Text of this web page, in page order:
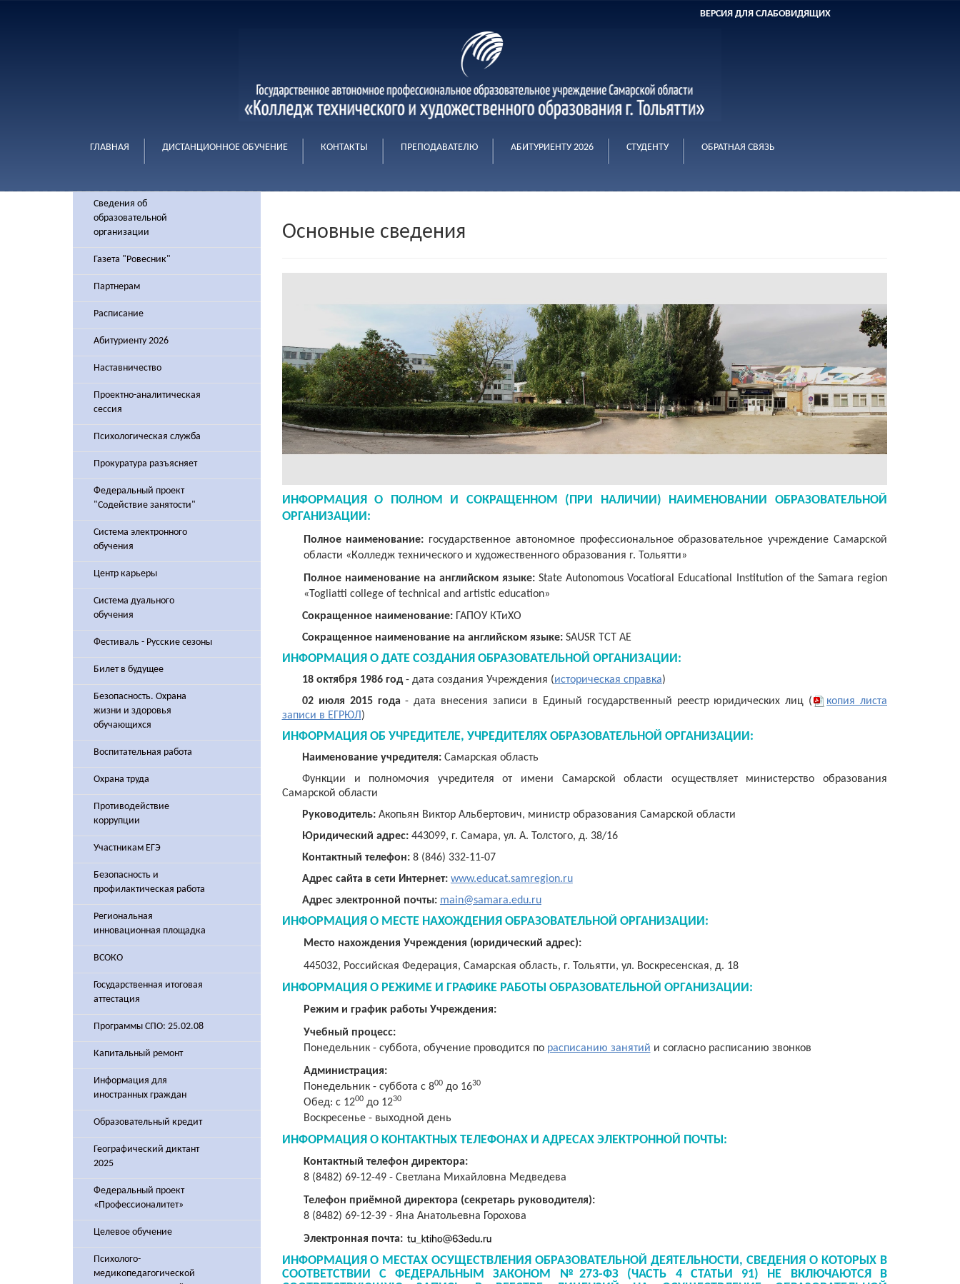
ВЕРСИЯ ДЛЯ СЛАБОВИДЯЩИХ
ГЛАВНАЯ ДИСТАНЦИОННОЕ ОБУЧЕНИЕ КОНТАКТЫ ПРЕПОДАВАТЕЛЮ АБИТУРИЕНТУ 2026 СТУДЕНТУ ОБРАТНАЯ СВЯЗЬ
Сведения об
образовательной
организации
Газета "Ровесник"
Партнерам
Расписание
Абитуриенту 2026
Наставничество
Проектно-аналитическая
сессия
Психологическая служба
Прокуратура разъясняет
Федеральный проект
"Содействие занятости"
Система электронного
обучения
Центр карьеры
Система дуального
обучения
Фестиваль - Русские сезоны
Билет в будущее
Безопасность. Охрана
жизни и здоровья
обучающихся
Воспитательная работа
Охрана труда
Противодействие
коррупции
Участникам ЕГЭ
Безопасность и
профилактическая работа
Региональная
инновационная площадка
ВСОКО
Государственная итоговая
аттестация
Программы СПО: 25.02.08
Капитальный ремонт
Информация для
иностранных граждан
Образовательный кредит
Географический диктант
2025
Федеральный проект
«Профессионалитет»
Целевое обучение
Психолого-
медикопедагогической
Основные сведения
ИНФОРМАЦИЯ О ПОЛНОМ И СОКРАЩЕННОМ (ПРИ НАЛИЧИИ) НАИМЕНОВАНИИ ОБРАЗОВАТЕЛЬНОЙ
ОРГАНИЗАЦИИ:
Полное наименование: государственное автономное профессиональное образовательное учреждение Самарской
области «Колледж технического и художественного образования г. Тольятти»
Полноенаименованиена английскомязыке: State Autonomous Vocatioral Educational Institution of the Samara region
«Togliatti college of technical and artistic education»
Сокращенное наименование:ГАПОУ КТиХО
Сокращенное наименование на английском языке:SAUSR TCT AE
ИНФОРМАЦИЯ О ДАТЕ СОЗДАНИЯ ОБРАЗОВАТЕЛЬНОЙ ОРГАНИЗАЦИИ:
18 октября 1986 год- дата создания Учреждения (историческая справка)
02 июля 2015 года - дата внесения записи в Единый государственный реестр юридических лиц (
копия листа
записи в ЕГРЮЛ )
ИНФОРМАЦИЯ ОБ УЧРЕДИТЕЛЕ, УЧРЕДИТЕЛЯХ ОБРАЗОВАТЕЛЬНОЙ ОРГАНИЗАЦИИ:
Наименование учредителя:Самарская область
Функции и полномочия учредителя от имени Самарской области осуществляет министерство образования
Самарской области
Руководитель:Акопьян Виктор Альбертович, министр образования Самарской области
Юридический адрес:443099, г. Самара, ул. А. Толстого, д. 38/16
Контактный телефон:8 (846) 332-11-07
Адрес сайта в сети Интернет: www.educat.samregion.ru
Адрес электронной почты: main@samara.edu.ru
ИНФОРМАЦИЯ О МЕСТЕ НАХОЖДЕНИЯ ОБРАЗОВАТЕЛЬНОЙ ОРГАНИЗАЦИИ:
Место нахождения Учреждения (юридический адрес):
445032, Российская Федерация, Самарская область, г. Тольятти, ул. Воскресенская, д. 18
ИНФОРМАЦИЯ О РЕЖИМЕ И ГРАФИКЕ РАБОТЫ ОБРАЗОВАТЕЛЬНОЙ ОРГАНИЗАЦИИ:
Режим и график работы Учреждения:
Учебный процесс:
Понедельник - суббота, обучение проводится по расписанию занятий и согласно расписанию звонков
Администрация:
Понедельник - суббота с 800до 1630
Обед: с 1200до 1230
Воскресенье - выходной день
ИНФОРМАЦИЯ О КОНТАКТНЫХ ТЕЛЕФОНАХ И АДРЕСАХ ЭЛЕКТРОННОЙ ПОЧТЫ :
Контактный телефон директора:
8 (8482) 69-12-49 - Светлана Михайловна Медведева
Телефон приёмной директора (секретарь руководителя):
8 (8482) 69-12-39 - Яна Анатольевна Горохова
Электронная почта:
ИНФОРМАЦИЯ О МЕСТАХ ОСУЩЕСТВЛЕНИЯ ОБРАЗОВАТЕЛЬНОЙ ДЕЯТЕЛЬНОСТИ, СВЕДЕНИЯ О КОТОРЫХ В
СООТВЕТСТВИИ С ФЕДЕРАЛЬНЫМ ЗАКОНОМ №273-ФЗ (ЧАСТЬ 4 СТАТЬИ 91) НЕ ВКЛЮЧАЮТСЯ В